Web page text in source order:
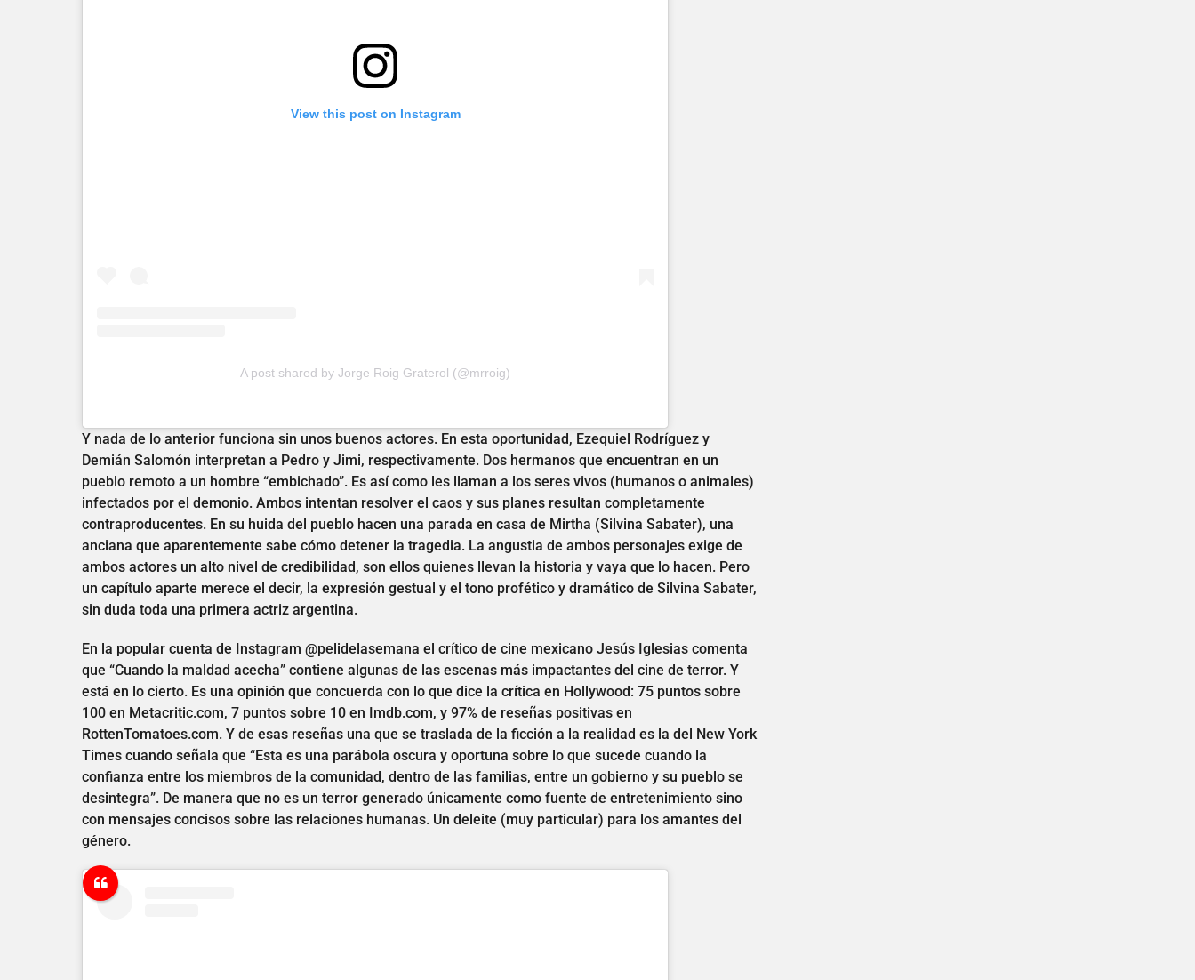
View this post on Instagram
A post shared by Jorge Roig Graterol (@mrroig)
Y nada de lo anterior funciona sin unos buenos actores. En esta oportunidad, Ezequiel Rodríguez y
Demián Salomón interpretan a Pedro y Jimi, respectivamente. Dos hermanos que encuentran en un
pueblo remoto a un hombre “embichado”. Es así como les llaman a los seres vivos (humanos o animales)
infectados por el demonio. Ambos intentan resolver el caos y sus planes resultan completamente
contraproducentes. En su huida del pueblo hacen una parada en casa de Mirtha (Silvina Sabater), una
anciana que aparentemente sabe cómo detener la tragedia. La angustia de ambos personajes exige de
ambos actores un alto nivel de credibilidad, son ellos quienes llevan la historia y vaya que lo hacen. Pero
un capítulo aparte merece el decir, la expresión gestual y el tono profético y dramático de Silvina Sabater,
sin duda toda una primera actriz argentina.
En la popular cuenta de Instagram @pelidelasemana el crítico de cine mexicano Jesús Iglesias comenta
que “Cuando la maldad acecha” contiene algunas de las escenas más impactantes del cine de terror. Y
está en lo cierto. Es una opinión que concuerda con lo que dice la crítica en Hollywood: 75 puntos sobre
100 en Metacritic.com, 7 puntos sobre 10 en Imdb.com, y 97% de reseñas positivas en
RottenTomatoes.com. Y de esas reseñas una que se traslada de la ficción a la realidad es la del New York
Times cuando señala que “Esta es una parábola oscura y oportuna sobre lo que sucede cuando la
confianza entre los miembros de la comunidad, dentro de las familias, entre un gobierno y su pueblo se
desintegra”. De manera que no es un terror generado únicamente como fuente de entretenimiento sino
con mensajes concisos sobre las relaciones humanas. Un deleite (muy particular) para los amantes del
género.